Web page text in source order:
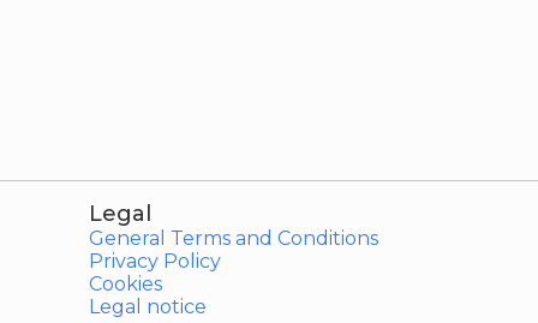
Legal
General Terms and Conditions
Privacy Policy
Cookies
Legal notice